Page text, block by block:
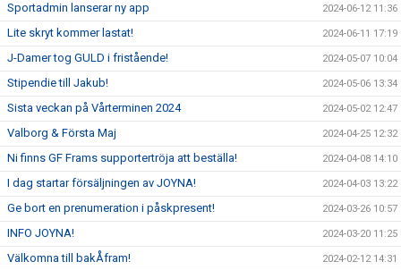
Sportadmin lanserar ny app 2024-06-12 11:36
Lite skryt kommer lastat! 2024-06-11 17:19
J-Damer tog GULD i fristående! 2024-05-07 10:04
Stipendie till Jakub! 2024-05-06 13:34
Sista veckan på Vårterminen 2024 2024-05-02 12:47
Valborg & Första Maj 2024-04-25 12:32
Ni finns GF Frams supportertröja att beställa! 2024-04-08 14:10
I dag startar försäljningen av JOYNA! 2024-04-03 13:22
Ge bort en prenumeration i påskpresent! 2024-03-26 10:57
INFO JOYNA! 2024-03-20 11:25
Välkomna till bakÅfram! 2024-02-12 14:31